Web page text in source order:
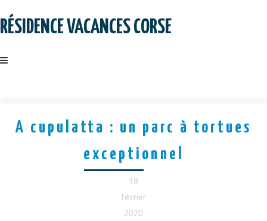
toRÉSIDENCE VACANCES CORSE
A cupulatta : un parc à tortues
exceptionnel
18
février
2020